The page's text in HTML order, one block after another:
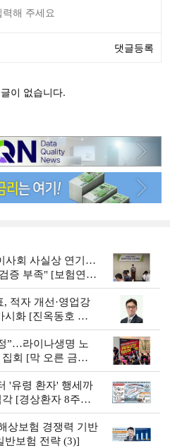
사회 사실상 연기…
증 부족" [보험연수
적자 개선·영업강
화 [진옥동호 신
”…라이나생명 노
회 [막 오른 금융
'유령 환자' 행세까
[경상환자 8주룰
상보험 경쟁력 기반
반보험 전략 (3)]